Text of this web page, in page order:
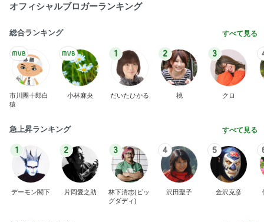
オフィシャルブロガーランキング
総合ランキング すべて見る
市川團十郎白
猿
小林麻央
1
だいたひかる
2
桃
3
クロ
急上昇ランキング すべて見る
1
デーモン閣下
2
片岡愛之助
3
林下清志(ビッ
グダディ)
4
沢田聖子
5
金沢克彦